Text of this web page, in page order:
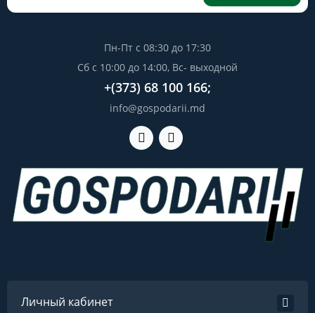
Пн-Пт с 08:30 до 17:30
Сб с 10:00 до 14:00, Вс- выходной
+(373) 68 100 166;
info@gospodarii.md
Личный кабинет